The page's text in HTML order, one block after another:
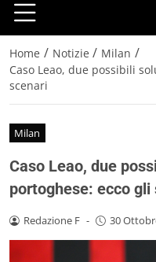
Home / Notizie / Milan /
Caso Leao, due possibili
scenari
Milan
Caso Leao, due
portoghese: ecco gli
Redazione F - 30